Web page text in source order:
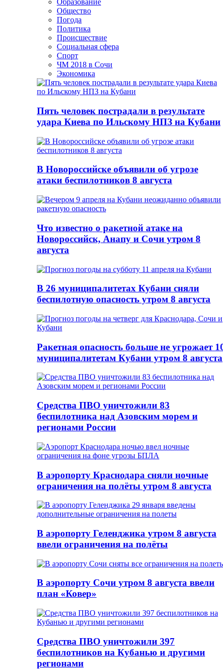
Образование
Общество
Погода
Политика
Происшествие
Социальная сфера
Спорт
ЧМ 2018 в Сочи
Экономика
Пять человек пострадали в результате
удара Киева по Ильскому НПЗ на Кубани
В Новороссийске объявили об угрозе
атаки беспилотников 8 августа
Что известно о ракетной атаке на
Новороссийск, Анапу и Сочи утром 8
августа
В 26 муниципалитетах Кубани сняли
беспилотную опасность утром 8 августа
Ракетная опасность больше не угрожает
муниципалитетам Кубани утром 8 августа
Средства ПВО уничтожили 83
беспилотника над Азовским морем и
регионами России
В аэропорту Краснодара сняли ночные
ограничения на полёты утром 8 августа
В аэропорту Геленджика утром 8 августа
ввели ограничения на полёты
В аэропорту Сочи утром 8 августа ввели
план «Ковер»
Средства ПВО уничтожили 397
беспилотников на Кубанью и другими
регионами